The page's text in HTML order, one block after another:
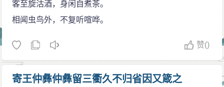
客至旋沽酒，身闲自煮茶。
相闻虫鸟外，不复听喧哗。
赞()
寄王仲彝仲彝留三衢久不归省因又箴之